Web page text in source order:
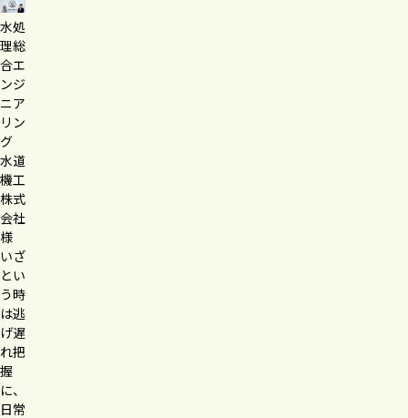
水処
理総
合エ
ンジ
ニア
リン
グ
水道
機工
株式
会社
様
いざ
とい
う時
は逃
げ遅
れ把
握
に、
日常